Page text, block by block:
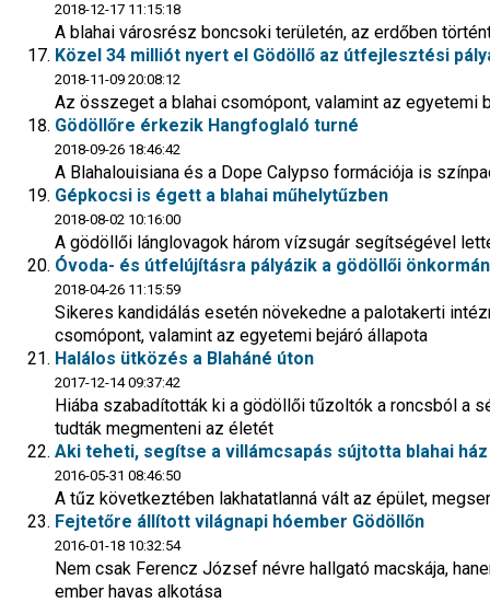
2018-12-17 11:15:18
A blahai városrész boncsoki területén, az erdőben
Közel 34 milliót nyert el Gödöllő az útfejlesztési
2018-11-09 20:08:12
Az összeget a blahai csomópont, valamint az egyetemi
Gödöllőre érkezik Hangfoglaló turné
2018-09-26 18:46:42
A Blahalouisiana és a Dope Calypso formációja is
Gépkocsi is égett a blahai műhelytűzben
2018-08-02 10:16:00
A gödöllői lánglovagok három vízsugár segítségével
Óvoda- és útfelújításra pályázik a gödöllői
2018-04-26 11:15:59
Sikeres kandidálás esetén növekedne a palotakerti
csomópont, valamint az egyetemi bejáró állapota
Halálos ütközés a Blaháné úton
2017-12-14 09:37:42
Hiába szabadították ki a gödöllői tűzoltók a roncsból a
tudták megmenteni az életét
Aki teheti, segítse a villámcsapás sújtotta blahai
2016-05-31 08:46:50
A tűz következtében lakhatatlanná vált az épület,
Fejtetőre állított világnapi hóember Gödöllőn
2016-01-18 10:32:54
Nem csak Ferencz József névre hallgató macskája,
ember havas alkotása